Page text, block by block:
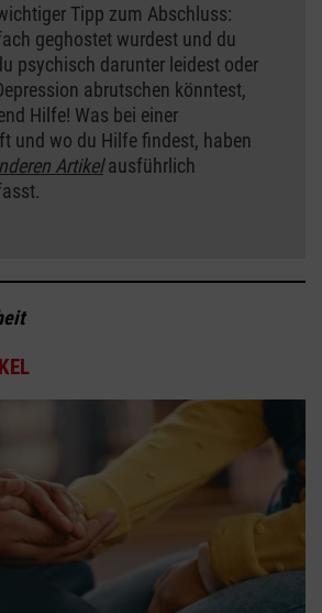
Tipp zum Abschluss:
geghostet wurdest und du
psychisch darunter leidest oder
abrutschen könntest,
Hilfe! Was bei einer
und wo du Hilfe findest, haben
Artikelausführlich